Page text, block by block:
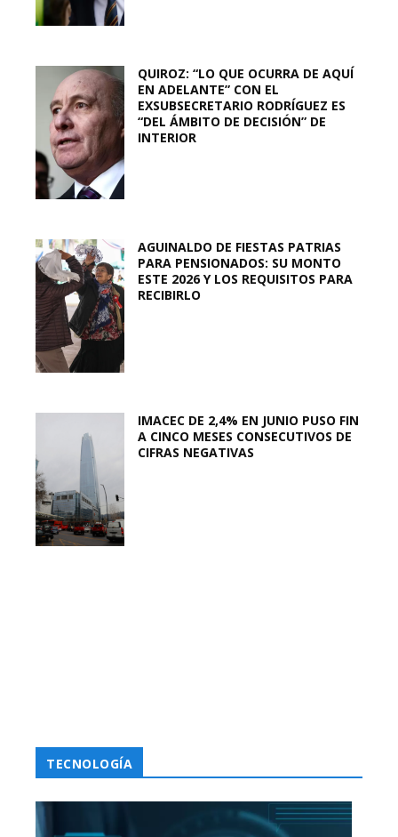
QUIROZ: “LO QUE OCURRA DE AQUÍ
EN ADELANTE” CON EL
EXSUBSECRETARIO RODRÍGUEZ ES
“DEL ÁMBITO DE DECISIÓN” DE
INTERIOR
AGUINALDO DE FIESTAS PATRIAS
PARA PENSIONADOS: SU MONTO
ESTE 2026 Y LOS REQUISITOS PARA
RECIBIRLO
IMACEC DE 2,4% EN JUNIO PUSO FIN
A CINCO MESES CONSECUTIVOS DE
CIFRAS NEGATIVAS
TECNOLOGÍA